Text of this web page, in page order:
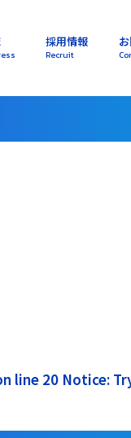
採用情報
Recruit
line 20 Notice: